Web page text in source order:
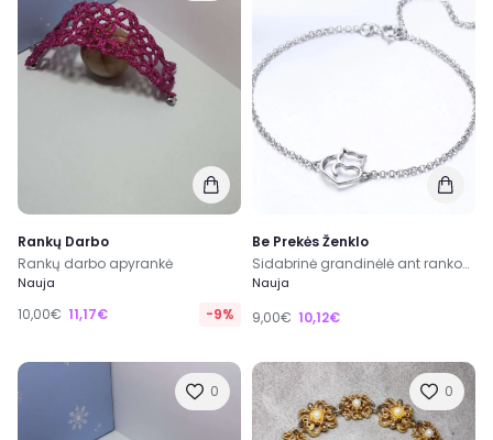
Rankų Darbo
Rankų darbo apyrankė
Nauja
10,00€ 11,17€ -9%
Be Prekės Ženklo
Sidabrinė grandinėlė ant rankos/kojos
Nauja
9,00€ 10,12€
0 0